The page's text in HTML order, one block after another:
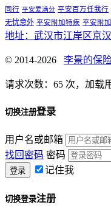
同行 平安爱满分 平安百万任我行
无忧意外 平安附加特疾 平安附
地址：武汉市江岸区京
© 2014-2026 李景的保
请求次数：65 次，加载
切换注册登录
用户名或邮箱
找回密码 密码
记住我
切换登录注册